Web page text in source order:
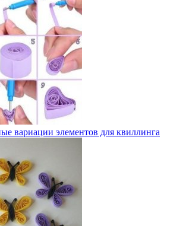
вариации элементов для квиллинга